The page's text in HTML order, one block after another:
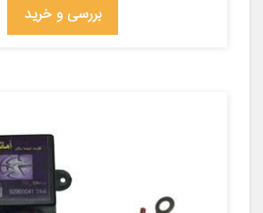
بررسی و خرید